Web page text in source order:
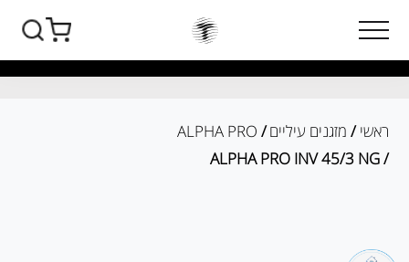
ראשי / מזגנים עיליים/
ALPHA PRO
/ ALPHA PRO INV 45/3 NG